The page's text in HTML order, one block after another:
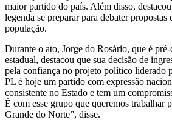
maior partido do país. Além disso,
legenda se preparar para debater propostas
população.
Durante o ato, Jorge do Rosário, que é
estadual, destacou que sua decisão de
pela confiança no projeto político liderado
PL é hoje um partido com expressão
consistente no Estado e tem um
É com esse grupo que queremos trabalhar
Grande do Norte”, disse.